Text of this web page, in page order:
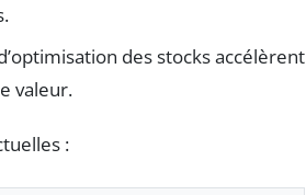
des stocks accélèrent
valeur.
: